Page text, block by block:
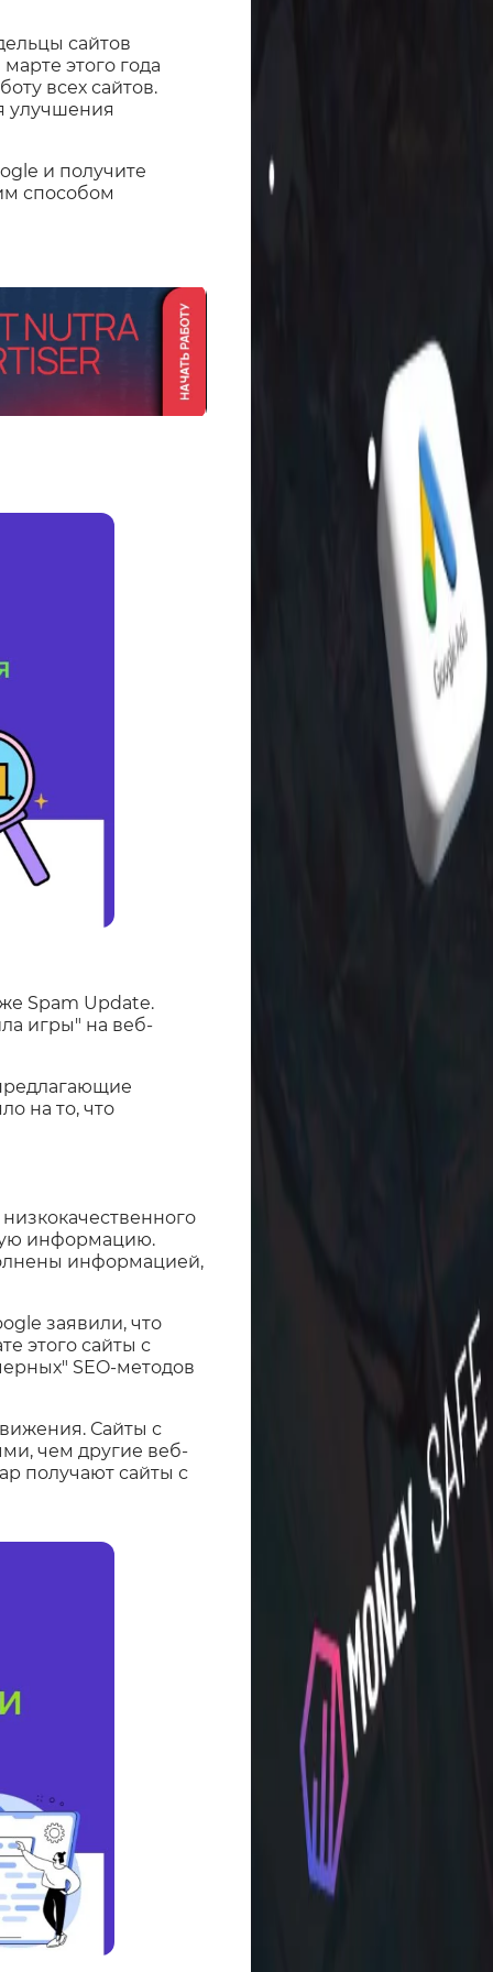
сайтов
этого года
всех сайтов.
улучшения
и получите
способом
Spam Update.
игры" на веб-
на то, что
информацию.
информацией,
заявили, что
этого сайты с
SEO-методов
Сайты с
чем другие веб-
получают сайты с